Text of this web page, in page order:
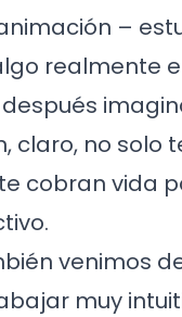
–
realmente
claro, no
cobran vida
venimos
muy